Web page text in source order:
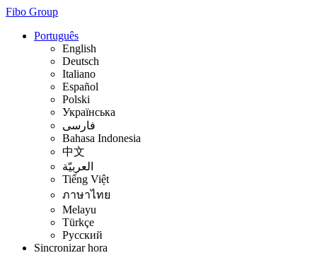
Fibo Group
Português
English
Deutsch
Italiano
Español
Polski
Українська
فارسی
Bahasa Indonesia
中文
العربيّة
Tiếng Việt
ภาษาไทย
Melayu
Türkçe
Русский
Sincronizar hora